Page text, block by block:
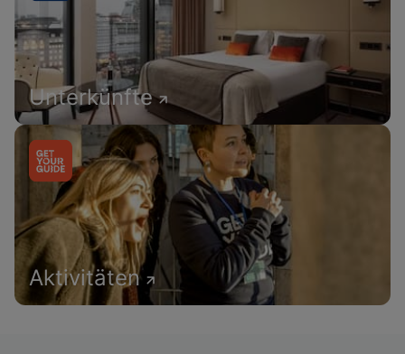
Unterkünfte
Aktivitäten